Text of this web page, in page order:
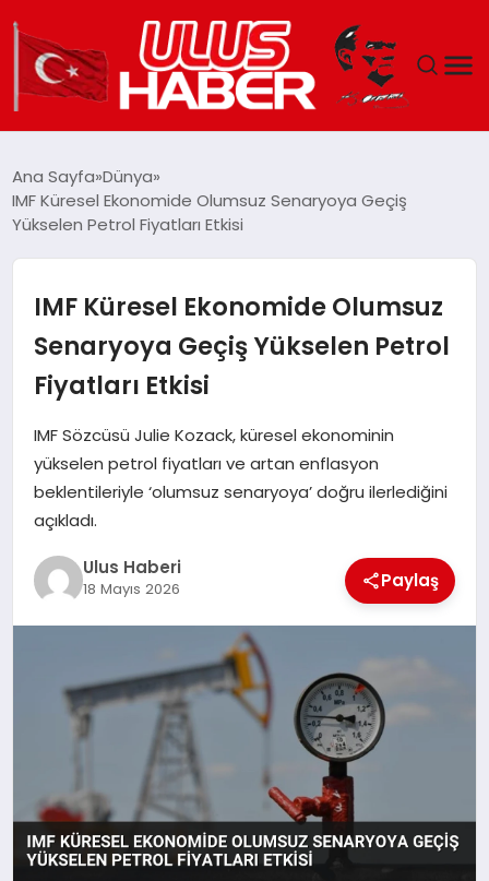
DÜNYA
TEKNOLOJI
EĞITIM
MAGAZIN
SPOR
Ana Sayfa Dünya
IMF Küresel Ekonomide Olumsuz Senaryoya Geçiş
Yükselen Petrol Fiyatları Etkisi
IMF Küresel Ekonomide Olumsuz
Senaryoya Geçiş Yükselen Petrol
Fiyatları Etkisi
IMF Sözcüsü Julie Kozack, küresel ekonominin
yükselen petrol fiyatları ve artan enflasyon
beklentileriyle ‘olumsuz senaryoya’ doğru ilerlediğini
açıkladı.
Ulus Haberi
18 Mayıs 2026 Paylaş